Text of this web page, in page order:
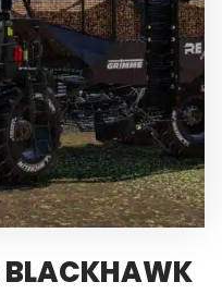
BLACKHAWK